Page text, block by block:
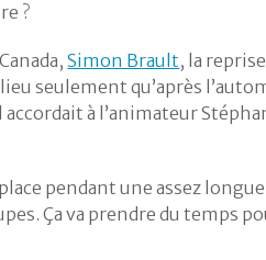
?
Simon Brault, la
seulement qu’après
accordait à l’animateur
pendant une assez
Ça va prendre du temps